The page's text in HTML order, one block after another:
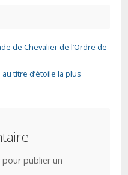
de Chevalier de l’Ordre de
titre d’étoile la plus
pour publier un